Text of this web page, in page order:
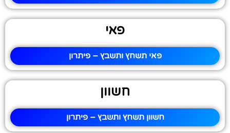
פאי
פאי תשחץ ותשבץ – פיתרון
חשוון
חשוון תשחץ ותשבץ – פיתרון